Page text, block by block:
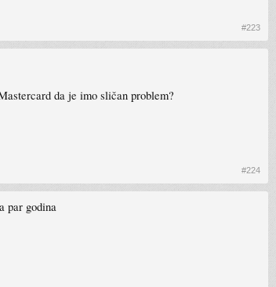
#223
da je imo sličan problem?
#224
par godina